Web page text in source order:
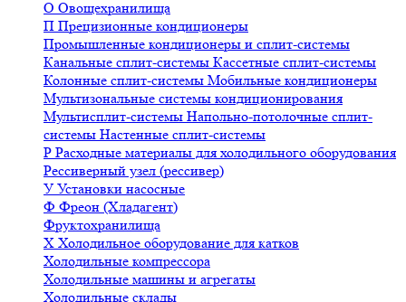
О Овощехранилища
П Прецизионные кондиционеры
Промышленные кондиционеры и сплит-системы
Канальные сплит-системы Кассетные сплит-системы
Колонные сплит-системы Мобильные кондиционеры
Мультизональные системы кондиционирования
Мультисплит-системы Напольно-потолочные сплит-
системы Настенные сплит-системы
Р Расходные материалы для холодильного оборудования
Рессиверный узел (рессивер)
У Установки насосные
Ф Фреон (Хладагент)
Фруктохранилища
Х Холодильное оборудование для катков
Холодильные компрессора
Холодильные машины и агрегаты
Холодильные склады